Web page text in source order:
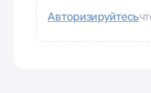
Авторизируйтесь